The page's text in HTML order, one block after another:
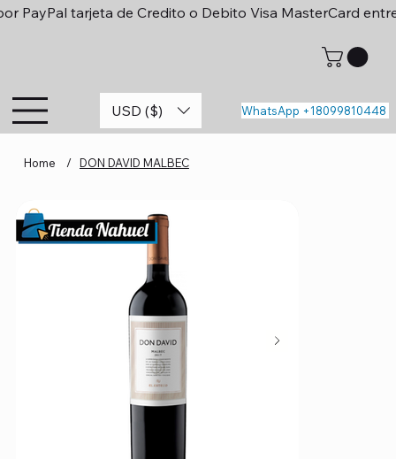
PayPal tarjeta de Credito o Debito Visa MasterCard
USD ($) WhatsApp +18099810448
Home / DON DAVID MALBEC